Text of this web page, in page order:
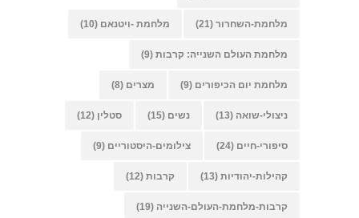
מלחמת-השחרור (21) מלחמת -ויטנאם (10)
מלחמת העולם השנייה: קרבות (9)
מלחמת יום הכיפורים (9) מצרים (8)
ניצולי-שואה (13) נשים (15) סטלין (12)
סיפורי-חיים (24) צילומים-היסטוריים (9)
קהילות-יהודיות (13) קרבות (12)
קרבות-מלחמת-העולם-השנייה (19)